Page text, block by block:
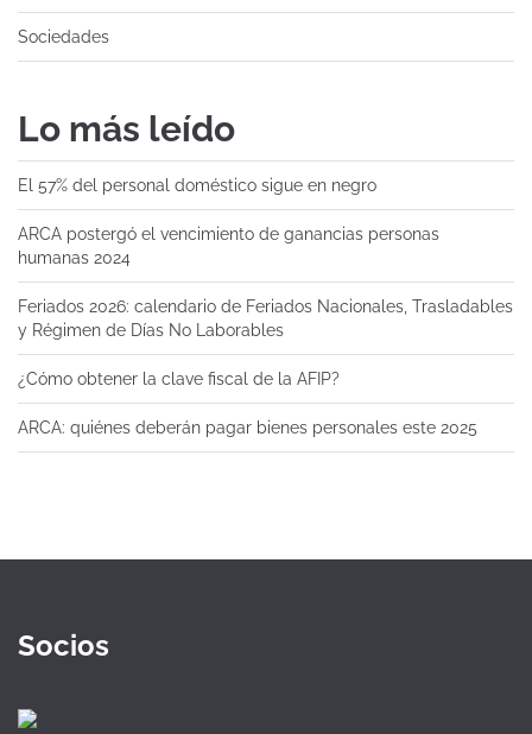
Sociedades
Lo más leído
El 57% del personal doméstico sigue en negro
ARCA postergó el vencimiento de ganancias personas
humanas 2024
Feriados 2026: calendario de Feriados Nacionales, Trasladables
y Régimen de Días No Laborables
¿Cómo obtener la clave fiscal de la AFIP?
ARCA: quiénes deberán pagar bienes personales este 2025
Socios